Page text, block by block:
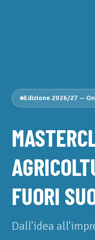
Edizione 2026/27 —
FUORI
Dall'idea